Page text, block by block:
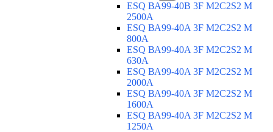
ESQ ВА99-40B 3F M2C2S2 M
2500A
ESQ ВА99-40A 3F M2C2S2 М
800A
ESQ ВА99-40A 3F M2C2S2 М
630A
ESQ ВА99-40A 3F M2C2S2 М
2000A
ESQ ВА99-40A 3F M2C2S2 М
1600A
ESQ ВА99-40A 3F M2C2S2 М
1250A